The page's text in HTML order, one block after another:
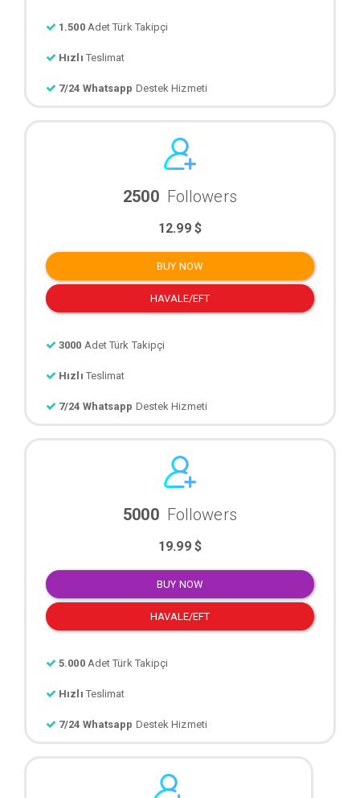
1.500 Adet Türk Takipçi
Hızlı Teslimat
7/24 Whatsapp Destek Hizmeti
2500 Followers
12.99 $
BUY NOW
HAVALE/EFT
3000 Adet Türk Takipçi
Hızlı Teslimat
7/24 Whatsapp Destek Hizmeti
5000 Followers
19.99 $
BUY NOW
HAVALE/EFT
5.000 Adet Türk Takipçi
Hızlı Teslimat
7/24 Whatsapp Destek Hizmeti